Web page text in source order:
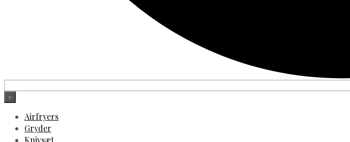
×
Airfryers
Gryder
Knivsæt